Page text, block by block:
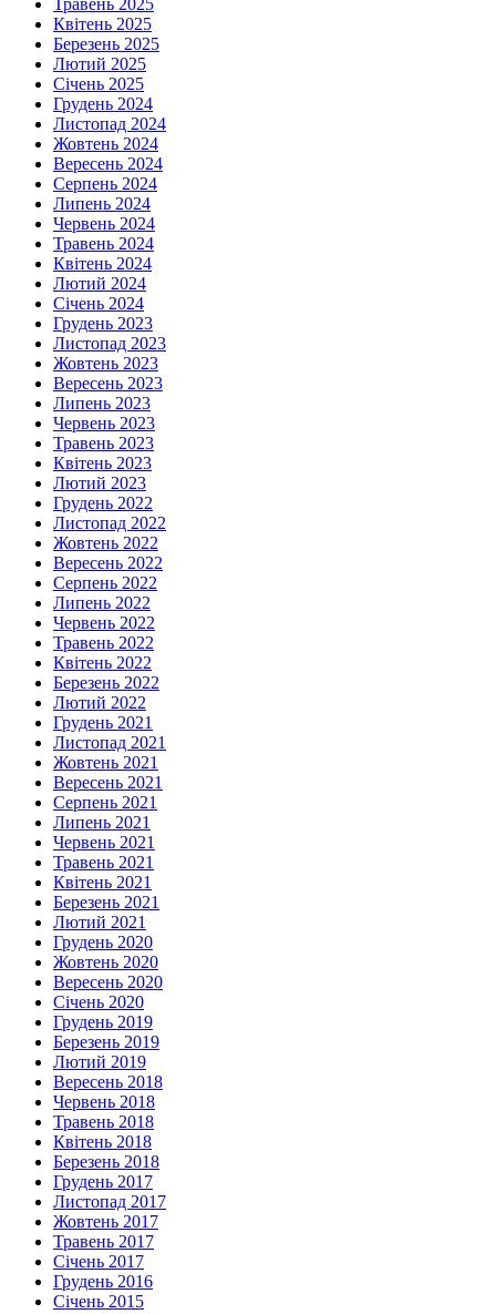
Травень 2025
Квітень 2025
Березень 2025
Лютий 2025
Січень 2025
Грудень 2024
Листопад 2024
Жовтень 2024
Вересень 2024
Серпень 2024
Липень 2024
Червень 2024
Травень 2024
Квітень 2024
Лютий 2024
Січень 2024
Грудень 2023
Листопад 2023
Жовтень 2023
Вересень 2023
Липень 2023
Червень 2023
Травень 2023
Квітень 2023
Лютий 2023
Грудень 2022
Листопад 2022
Жовтень 2022
Вересень 2022
Серпень 2022
Липень 2022
Червень 2022
Травень 2022
Квітень 2022
Березень 2022
Лютий 2022
Грудень 2021
Листопад 2021
Жовтень 2021
Вересень 2021
Серпень 2021
Липень 2021
Червень 2021
Травень 2021
Квітень 2021
Березень 2021
Лютий 2021
Грудень 2020
Жовтень 2020
Вересень 2020
Січень 2020
Грудень 2019
Березень 2019
Лютий 2019
Вересень 2018
Червень 2018
Травень 2018
Квітень 2018
Березень 2018
Грудень 2017
Листопад 2017
Жовтень 2017
Травень 2017
Січень 2017
Грудень 2016
Січень 2015